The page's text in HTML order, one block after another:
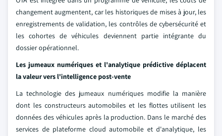
changement augmentent, car les historiques de mises à jour, les
enregistrements de validation, les contrôles de cybersécurité et
les cohortes de véhicules deviennent partie intégrante du
dossier opérationnel.
Les jumeaux numériques et l'analytique prédictive déplacent
la valeur vers l'intelligence post-vente
La technologie des jumeaux numériques modifie la manière
dont les constructeurs automobiles et les flottes utilisent les
données des véhicules après la production. Dans le marché des
services de plateforme cloud automobile et d'analytique, les